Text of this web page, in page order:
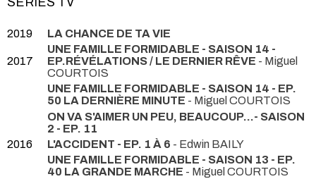
2019 LA CHANCE DE TA VIE
2017
UNE FAMILLE FORMIDABLE - SAISON 14 -
EP.RÉVÉLATIONS / LE DERNIER RÊVE - Miguel
COURTOIS
UNE FAMILLE FORMIDABLE - SAISON 14 - EP.
50 LA DERNIÈRE MINUTE - Miguel COURTOIS
ON VA S'AIMER UN PEU, BEAUCOUP...- SAISON
2 - EP. 11
2016
L'ACCIDENT - EP. 1 À 6 - Edwin BAILY
UNE FAMILLE FORMIDABLE - SAISON 13 - EP.
40 LA GRANDE MARCHE - Miguel COURTOIS